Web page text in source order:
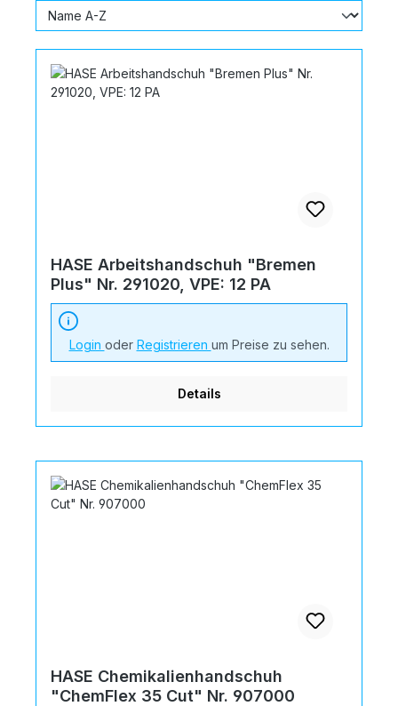
HASE Arbeitshandschuh "Bremen
Plus" Nr. 291020, VPE: 12 PA
Login oder Registrieren um Preise zu sehen.
Details
HASE Chemikalienhandschuh
"ChemFlex 35 Cut" Nr. 907000